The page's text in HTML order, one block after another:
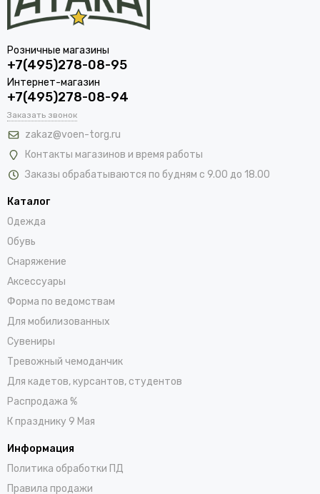
Розничные магазины
+7(495)278-08-95
Интернет-магазин
+7(495)278-08-94
Заказать звонок
zakaz@voen-torg.ru
Контакты магазинов и время работы
Заказы обрабатываются по будням с 9.00 до 18.00
Каталог
Одежда
Обувь
Снаряжение
Аксессуары
Форма по ведомствам
Для мобилизованных
Сувениры
Тревожный чемоданчик
Для кадетов, курсантов, студентов
Распродажа %
К празднику 9 Мая
Информация
Политика обработки ПД
Правила продажи